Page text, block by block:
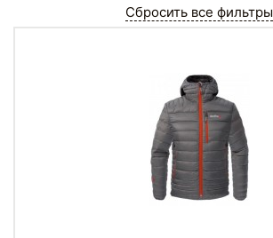
Сбросить все фильтры